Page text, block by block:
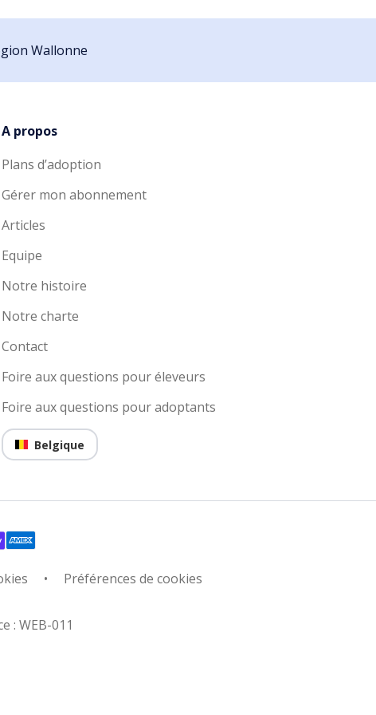
Wallonne
A propos
Plans d’adoption
Gérer mon abonnement
Articles
Equipe
Notre histoire
Notre charte
Contact
Foire aux questions pour éleveurs
Foire aux questions pour adoptants
Belgique
Préférences de cookies
: WEB-011